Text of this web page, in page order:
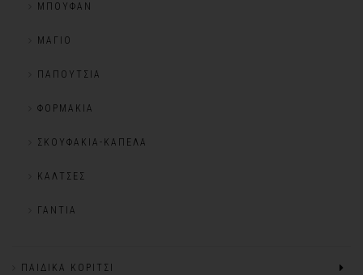
ΜΠΟΥΦΆΝ
ΜΑΓΙΌ
ΠΑΠΟΎΤΣΙΑ
ΦΟΡΜΆΚΙΑ
ΣΚΟΥΦΆΚΙΑ-ΚΑΠΈΛΑ
ΚΆΛΤΣΕΣ
ΓΆΝΤΙΑ
ΠΑΙΔΙΚΆ ΚΟΡΊΤΣΙ